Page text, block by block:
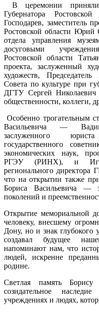
В церемонии приняли
Губернатора
Господарев, заместитель
Ростовской области Юрий
отдела управления
досуговыми
Ростовской области
проекта, заслуженный
художеств,
Совета по культуре при
ДГТУ Сергей Николаевич
общественности, коллеги,
Особенно трогательным
Васильевича —
заслуженного
государственного
экономических наук,
РГЭУ (РИНХ), и
регионального директора
что на открытии также
Бориса Васильевича —
поколений и
Открытие мемориальной
человеку, внесшему
Дону, но и знак глубокого
создавал будущее
напоминают нам, что
людей, искренне
родине.
Светлая память Борису
созидательное
учреждениях и людях,